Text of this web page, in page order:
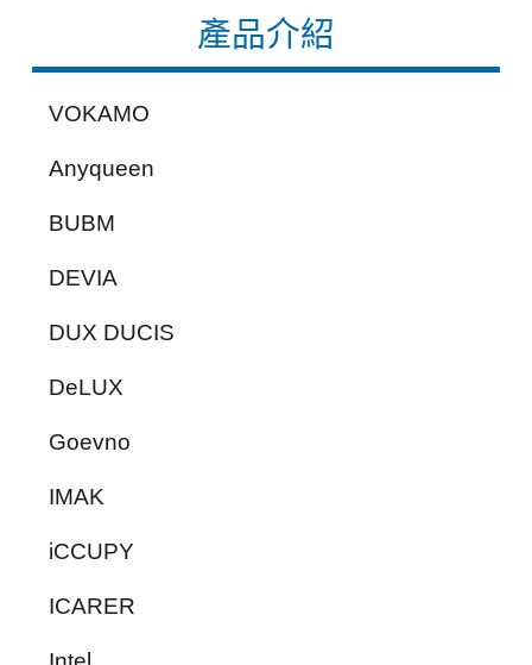
產品介紹
VOKAMO
Anyqueen
BUBM
DEVIA
DUX DUCIS
DeLUX
Goevno
IMAK
iCCUPY
ICARER